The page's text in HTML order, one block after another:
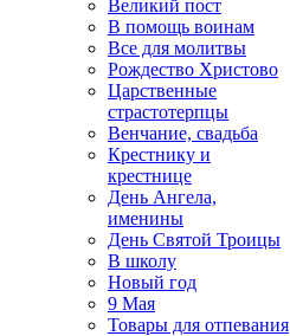
Великий пост
В помощь воинам
Все для молитвы
Рождество Христово
Царственные
страстотерпцы
Венчание, свадьба
Крестнику и
крестнице
День Ангела,
именины
День Святой Троицы
В школу
Новый год
9 Мая
Товары для отпевания